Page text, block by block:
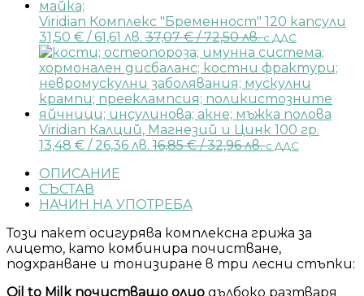
Viridian Комплекс "Бременност" 120 капсули
31,50 € / 61,61 лв. 37,07€/ 72,50 лв.с ДДС
Viridian Калций, Магнезий и Цинк 100 гр.
13,48 € / 26,36 лв. 16,85€/ 32,96 лв.с ДДС
ОПИСАНИЕ
СЪСТАВ
НАЧИН НА УПОТРЕБА
Този пакет осигурява комплексна грижа за
лицето, като комбинира почистване,
подхранване и тонизиране в три лесни стъпки:
Oil to Milk почистващо олио дълбоко разтваря